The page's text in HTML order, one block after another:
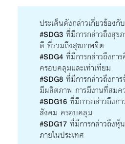
ประเด็นดังกล่าวเกี่ยวข้องกับ
#SDG3 ที่มีการกล่าวถึงสุข
ดี ที่รวมถึงสุขภาพจิต
#SDG4ที่มีการกล่าวถึงก
ครอบคลุมและเท่าเทียม
#SDG8 ที่มีการกล่าวถึงกา
มีผลิตภาพ การมีงานที่สมค
#SDG16 ที่มีการกล่าวถึงก
สังคม ครอบคลุม
#SDG17 ที่มีการกล่าวถึงหุ้
ภายในประเทศ